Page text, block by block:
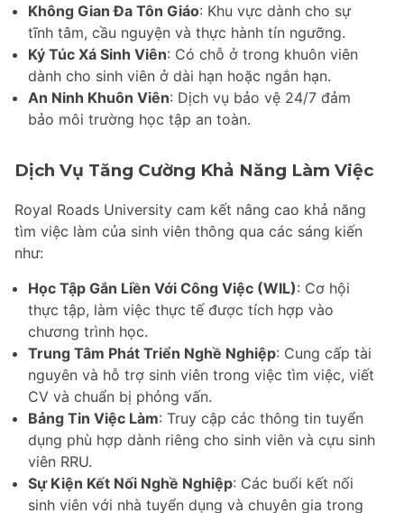
Không Gian Đa Tôn Giáo: Khu vực dành cho sự
tĩnh tâm, cầu nguyện và thực hành tín ngưỡng.
Ký Túc Xá Sinh Viên: Có chỗ ở trong khuôn viên
dành cho sinh viên ở dài hạn hoặc ngắn hạn.
An Ninh Khuôn Viên: Dịch vụ bảo vệ 24/7 đảm
bảo môi trường học tập an toàn.
Dịch Vụ Tăng Cường Khả Năng Làm Việc
Royal Roads University cam kết nâng cao khả năng
tìm việc làm của sinh viên thông qua các sáng kiến
như:
Học Tập Gắn Liền Với Công Việc (WIL): Cơ hội
thực tập, làm việc thực tế được tích hợp vào
chương trình học.
Trung Tâm Phát Triển Nghề Nghiệp: Cung cấp tài
nguyên và hỗ trợ sinh viên trong việc tìm việc, viết
CV và chuẩn bị phỏng vấn.
Bảng Tin Việc Làm: Truy cập các thông tin tuyển
dụng phù hợp dành riêng cho sinh viên và cựu sinh
viên RRU.
Sự Kiện Kết Nối Nghề Nghiệp: Các buổi kết nối
sinh viên với nhà tuyển dụng và chuyên gia trong